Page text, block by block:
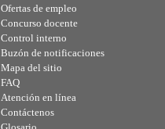
Ofertas de empleo
Concurso docente
Control interno
Buzón de notificaciones
Mapa del sitio
FAQ
Atención en línea
Contáctenos